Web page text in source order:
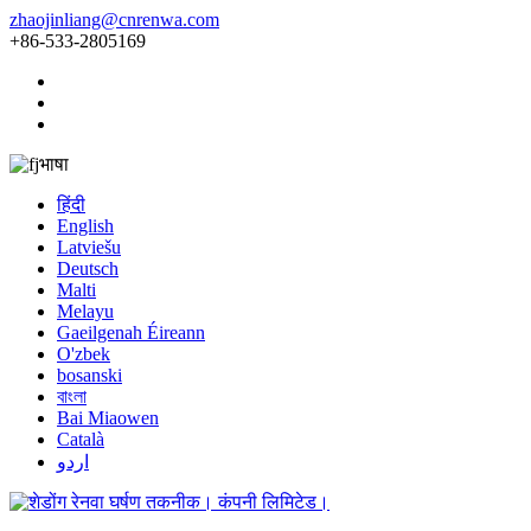
zhaojinliang@cnrenwa.com
+86-533-2805169
भाषा
हिंदी
English
Latviešu
Deutsch
Malti
Melayu
Gaeilgenah Éireann
O'zbek
bosanski
বাংলা
Bai Miaowen
Català
اردو